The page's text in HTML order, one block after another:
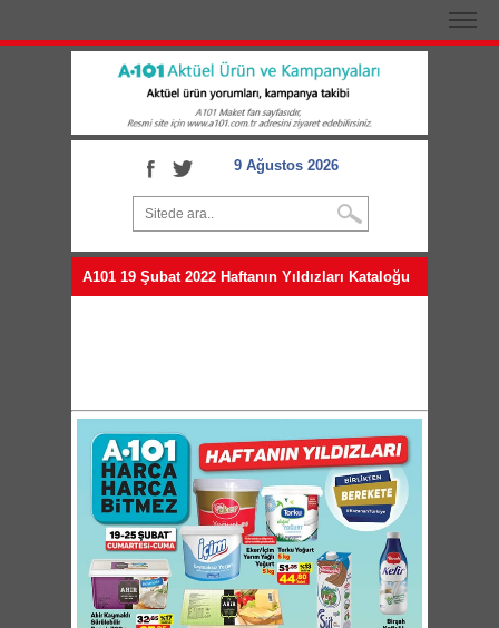
9 Ağustos 2026
A101 19 Şubat 2022 Haftanın Yıldızları Kataloğu